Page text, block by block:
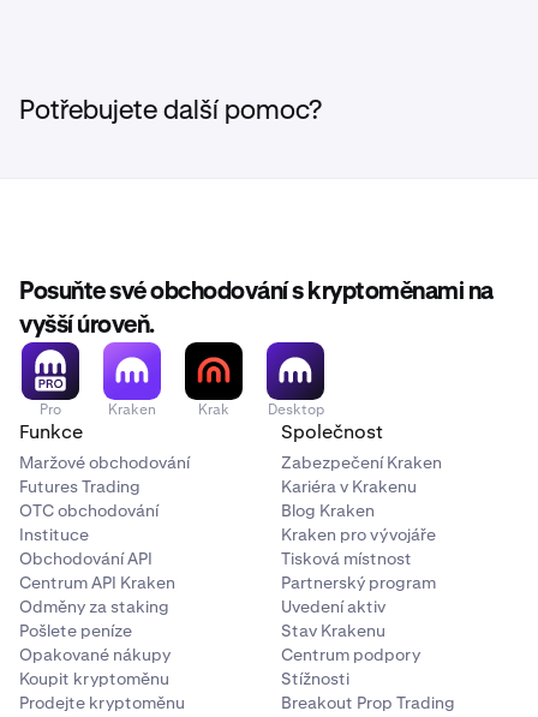
Potřebujete další pomoc?
Posuňte své obchodování s kryptoměnami na
vyšší úroveň.
Pro Kraken Krak Desktop
Funkce
Maržové obchodování
Futures Trading
OTC obchodování
Instituce
Obchodování API
Centrum API Kraken
Odměny za staking
Pošlete peníze
Opakované nákupy
Koupit kryptoměnu
Prodejte kryptoměnu
Společnost
Zabezpečení Kraken
Kariéra v Krakenu
Blog Kraken
Kraken pro vývojáře
Tisková místnost
Partnerský program
Uvedení aktiv
Stav Krakenu
Centrum podpory
Stížnosti
Breakout Prop Trading